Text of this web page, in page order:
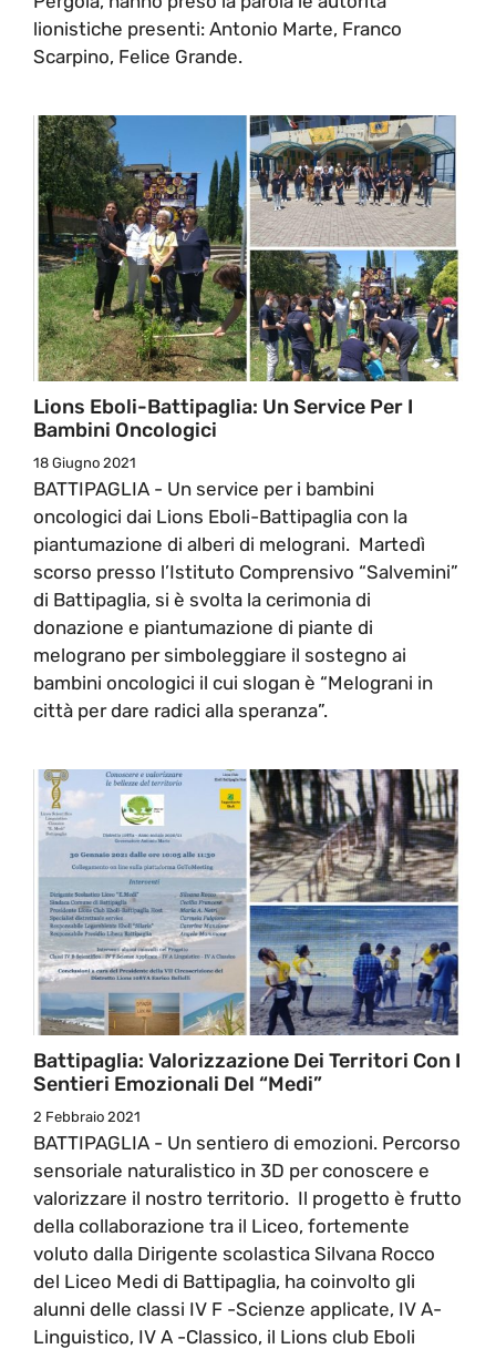
lionistiche presenti: Antonio Marte, Franco
Scarpino, Felice Grande.
Lions Eboli-Battipaglia: Un Service Per I
Bambini Oncologici
18 Giugno 2021
BATTIPAGLIA - Un service per i bambini
oncologici dai Lions Eboli-Battipaglia con la
piantumazione di alberi di melograni. Martedì
scorso presso l’Istituto Comprensivo “Salvemini”
di Battipaglia, si è svolta la cerimonia di
donazione e piantumazione di piante di
melograno per simboleggiare il sostegno ai
bambini oncologici il cui slogan è “Melograni in
città per dare radici alla speranza”.
Battipaglia: Valorizzazione Dei Territori Con I
Sentieri Emozionali Del “Medi”
2 Febbraio 2021
BATTIPAGLIA - Un sentiero di emozioni. Percorso
sensoriale naturalistico in 3D per conoscere e
valorizzare il nostro territorio. Il progetto è frutto
della collaborazione tra il Liceo, fortemente
voluto dalla Dirigente scolastica Silvana Rocco
del Liceo Medi di Battipaglia, ha coinvolto gli
alunni delle classi IV F -Scienze applicate, IV A-
Linguistico, IV A -Classico, il Lions club Eboli